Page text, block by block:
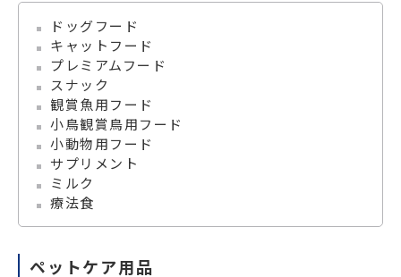
ドッグフード
キャットフード
プレミアムフード
スナック
観賞魚用フード
小鳥観賞鳥用フード
小動物用フード
サプリメント
ミルク
療法食
ペットケア用品